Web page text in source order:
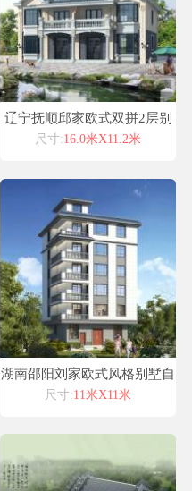
辽宁抚顺邱家欧式双拼2层别
墅设计喜天下别墅设计图纸
尺寸:16.0米X11.2米
湖南邵阳刘家欧式风格别墅自
建房设计图纸喜天下建筑设计
尺寸:11米X11米